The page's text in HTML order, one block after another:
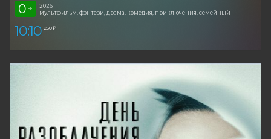
0 +
2026
мультфильм, фэнтези, драма, комедия, приключения, семейный
10:10 250 ₽